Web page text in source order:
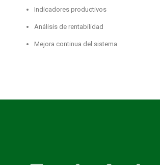
Indicadores productivos
Análisis de rentabilidad
Mejora continua del sistema